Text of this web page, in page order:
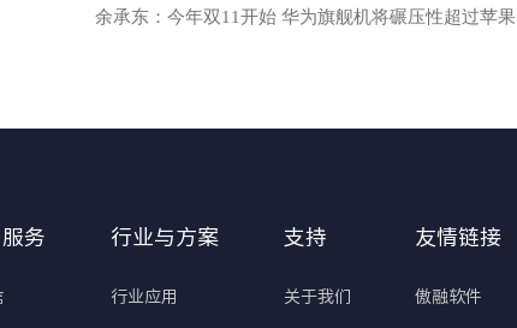
余承东：今年双11开始 华为旗舰机将碾压性超过苹果
务 行业与方案
行业应用
支持
关于我们
友情链接
傲融软件